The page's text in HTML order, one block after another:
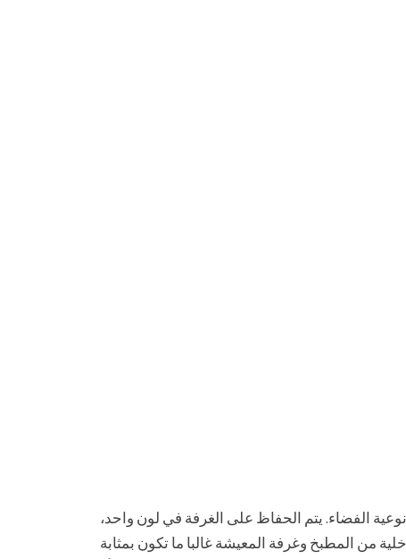
الفضاء. يتم الحفاظ على الغرفة في لون واحد،
من المطبخ وغرفة المعيشة غالبا ما تكون بمثابة